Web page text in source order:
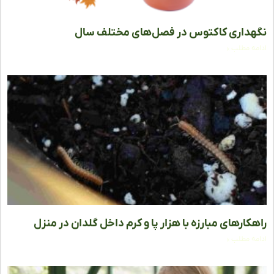
کاکتوس در فصل‌های مختلف سال
مطلب »
مبارزه با هزار پا و کرم داخل گلدان در منزل
مطلب »